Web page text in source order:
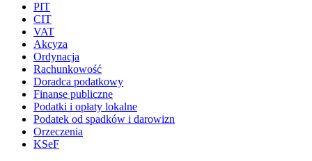
PIT
CIT
VAT
Akcyza
Ordynacja
Rachunkowość
Doradca podatkowy
Finanse publiczne
Podatki i opłaty lokalne
Podatek od spadków i darowizn
Orzeczenia
KSeF